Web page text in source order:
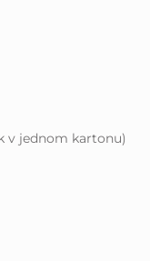
v jednom kartonu)